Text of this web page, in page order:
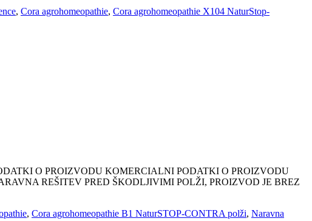
, Cora agrohomeopathie, Cora agrohomeopathie X104 NaturStop-
O PROIZVODU KOMERCIALNI PODATKI O PROIZVODU
REŠITEV PRED ŠKODLJIVIMI POLŽI, PROIZVOD JE BREZ
, Cora agrohomeopathie B1 NaturSTOP-CONTRA polži, Naravna